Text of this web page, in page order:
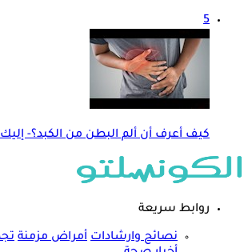
5
كيف أعرف أن ألم البطن من الكبد؟- إليك
روابط سريعة
نصائح وارشادات أمراض مزمنة